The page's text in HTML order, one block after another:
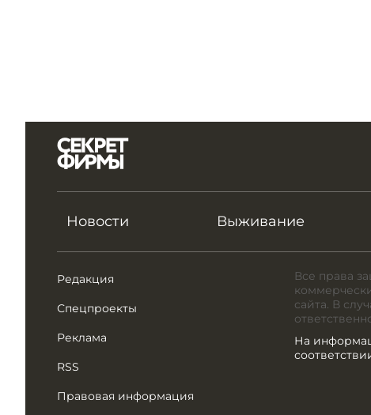
Новости Выживание
Редакция
Спецпроекты
Реклама
RSS
Правовая информация
Все права
сайта. В
На